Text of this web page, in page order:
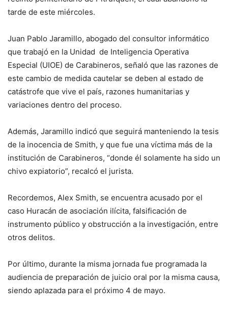
tarde de este miércoles.
Juan Pablo Jaramillo, abogado del consultor informático
que trabajó en la Unidad de Inteligencia Operativa
Especial (UIOE) de Carabineros, señaló que las razones de
este cambio de medida cautelar se deben al estado de
catástrofe que vive el país, razones humanitarias y
variaciones dentro del proceso.
Además, Jaramillo indicó que seguirá manteniendo la tesis
de la inocencia de Smith, y que fue una víctima más de la
institución de Carabineros, “donde él solamente ha sido un
chivo expiatorio”, recalcó el jurista.
Recordemos, Alex Smith, se encuentra acusado por el
caso Huracán de asociación ilícita, falsificación de
instrumento público y obstrucción a la investigación, entre
otros delitos.
Por último, durante la misma jornada fue programada la
audiencia de preparación de juicio oral por la misma causa,
siendo aplazada para el próximo 4 de mayo.